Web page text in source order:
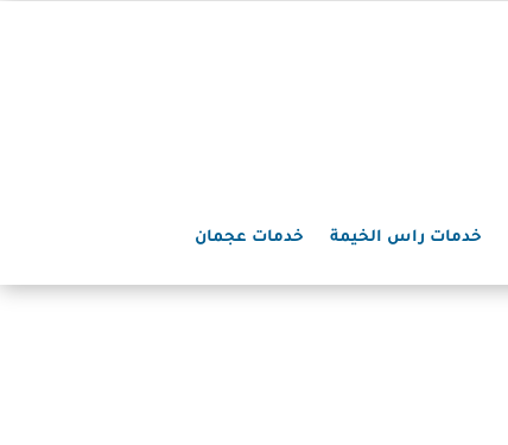
خدمات راس الخيمة خدمات عجمان